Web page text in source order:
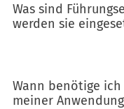
Was sind
werden sie
Wann benötige
meiner